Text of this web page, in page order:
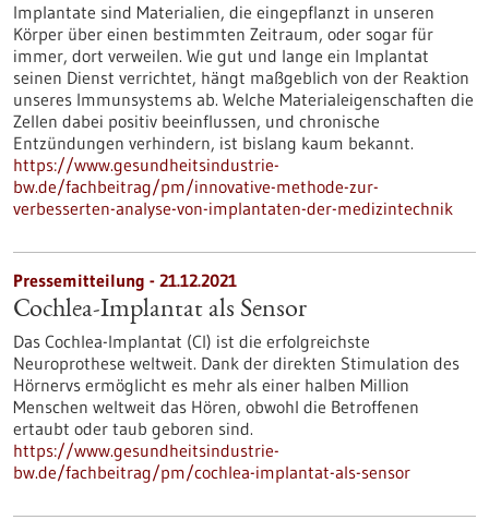
Implantate sind Materialien, die eingepflanzt in unseren
Körper über einen bestimmten Zeitraum, oder sogar für
immer, dort verweilen. Wie gut und lange ein Implantat
seinen Dienst verrichtet, hängt maßgeblich von der Reaktion
unseres Immunsystems ab. Welche Materialeigenschaften die
Zellen dabei positiv beeinflussen, und chronische
Entzündungen verhindern, ist bislang kaum bekannt.
https://www.gesundheitsindustrie-
bw.de/fachbeitrag/pm/innovative-methode-zur-
verbesserten-analyse-von-implantaten-der-medizintechnik
Pressemitteilung - 21.12.2021
Cochlea-Implantat als Sensor
Das Cochlea-Implantat (CI) ist die erfolgreichste
Neuroprothese weltweit. Dank der direkten Stimulation des
Hörnervs ermöglicht es mehr als einer halben Million
Menschen weltweit das Hören, obwohl die Betroffenen
ertaubt oder taub geboren sind.
https://www.gesundheitsindustrie-
bw.de/fachbeitrag/pm/cochlea-implantat-als-sensor